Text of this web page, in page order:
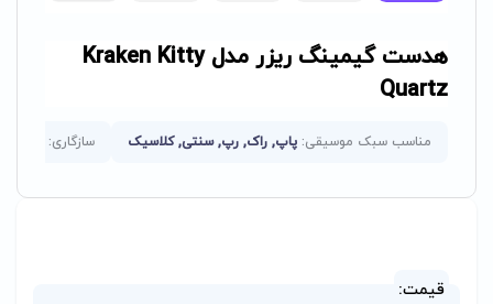
هدست گیمینگ ریزر مدل Kraken Kitty
Quartz
مناسب سبک موسیقی: پاپ, راک, رپ, سنتی, کلاسیک سازگاری:
قیمت: